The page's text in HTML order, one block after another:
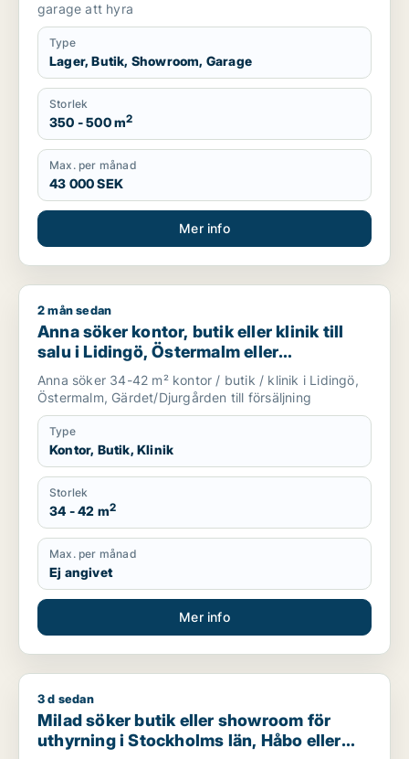
garage att hyra
Type
Lager, Butik, Showroom, Garage
Storlek
350 - 500 m2
Max. per månad
43 000 SEK
Mer info
Anna söker kontor, butik eller klinik till salu i Lidingö,
2 mån sedan
Anna söker kontor, butik eller klinik till
salu i Lidingö, Östermalm eller
Gärdet/Djurgården
Anna söker 34-42 m² kontor / butik / klinik i Lidingö,
Östermalm, Gärdet/Djurgården till försäljning
Type
Kontor, Butik, Klinik
Storlek
34 - 42 m2
Max. per månad
Ej angivet
Mer info
Milad söker butik eller showroom för uthyrning i Stockholms
3 d sedan
Milad söker butik eller showroom för
uthyrning i Stockholms län, Håbo eller